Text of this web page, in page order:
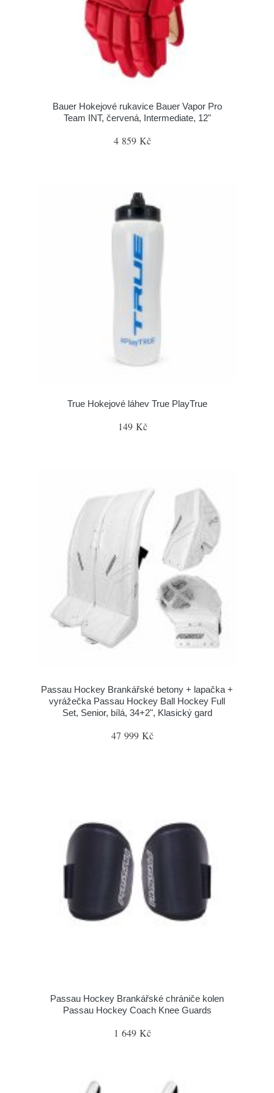
Bauer Hokejové rukavice Bauer Vapor Pro
Team INT, červená, Intermediate, 12"
4 859 Kč
True Hokejové láhev True PlayTrue
149 Kč
Passau Hockey Brankářské betony + lapačka +
vyrážečka Passau Hockey Ball Hockey Full
Set, Senior, bílá, 34+2", Klasický gard
47 999 Kč
Passau Hockey Brankářské chrániče kolen
Passau Hockey Coach Knee Guards
1 649 Kč